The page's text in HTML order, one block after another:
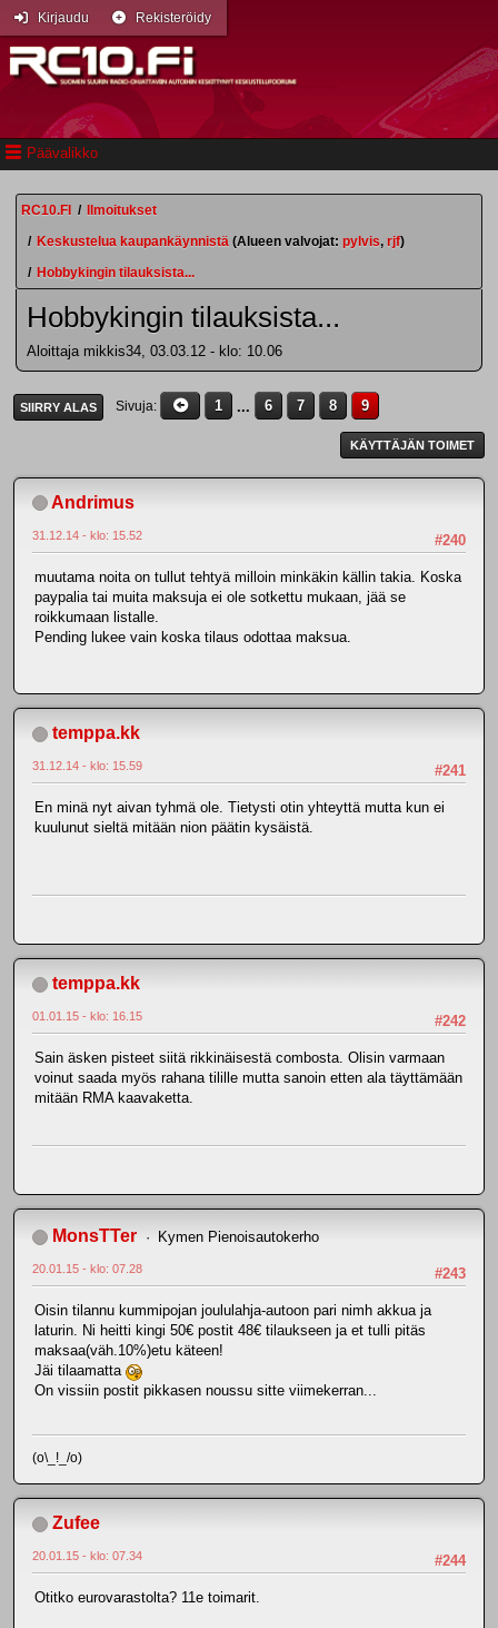
Päävalikko
Kirjaudu Rekisteröidy
RC10.FI /
Ilmoitukset
/ Keskustelua kaupankäynnistä (Alueen valvojat: pylvis, rjf)
/ Hobbykingin tilauksista...
Hobbykingin tilauksista...
Aloittaja mikkis34, 03.03.12 - klo: 10.06
SIIRRY ALAS Sivuja 1 ... 6 7 8 9
KÄYTTÄJÄN TOIMET
Andrimus
#240
31.12.14 - klo: 15.52
muutama noita on tullut tehtyä milloin minkäkin källin takia. Koska
paypalia tai muita maksuja ei ole sotkettu mukaan, jää se
roikkumaan listalle.
Pending lukee vain koska tilaus odottaa maksua.
temppa.kk
#241
31.12.14 - klo: 15.59
En minä nyt aivan tyhmä ole. Tietysti otin yhteyttä mutta kun ei
kuulunut sieltä mitään nion päätin kysäistä.
temppa.kk
#242
01.01.15 - klo: 16.15
Sain äsken pisteet siitä rikkinäisestä combosta. Olisin varmaan
voinut saada myös rahana tilille mutta sanoin etten ala täyttämään
mitään RMA kaavaketta.
MonsTTer Kymen Pienoisautokerho
#243
20.01.15 - klo: 07.28
Oisin tilannu kummipojan joululahja-autoon pari nimh akkua ja
laturin. Ni heitti kingi 50€ postit 48€ tilaukseen ja et tulli pitäs
maksaa(väh.10%)etu käteen!
Jäi tilaamatta
On vissiin postit pikkasen noussu sitte viimekerran...
(o\_!_/o)
Zufee
#244
20.01.15 - klo: 07.34
Otitko eurovarastolta? 11e toimarit.